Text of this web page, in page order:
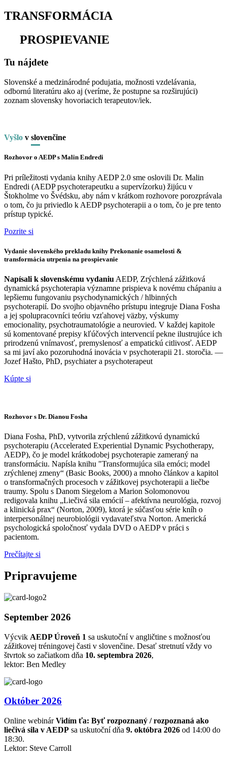
TRANSFORMÁCIA
PROSPIEVANIE
Tu nájdete
Slovenské a medzinárodné podujatia, možnosti vzdelávania,
odbornú literatúru ako aj (veríme, že postupne sa rozširujúci)
zoznam slovensky hovoriacich terapeutov/iek.
Vyšlo v slovenčine
Rozhovor o AEDP s Malin Endredi
Pri príležitosti vydania knihy AEDP 2.0 sme oslovili Dr. Malin
Endredi (AEDP psychoterapeutku a supervízorku) žijúcu v
Štokholme vo Švédsku, aby nám v krátkom rozhovore porozprávala
o tom, čo ju priviedlo k AEDP psychoterapii a o tom, čo je pre tento
prístup typické.
Pozrite si
Vydanie slovenského prekladu knihy Prekonanie osamelosti &
transformácia utrpenia na prospievanie
Napísali k slovenskému vydaniu AEDP, Zrýchlená zážitková
dynamická psychoterapia významne prispieva k novému chápaniu a
lepšiemu fungovaniu psychodynamických / hlbinných
psychoterapií. Do svojho objavného prístupu integruje Diana Fosha
a jej spolupracovníci teóriu vzťahovej väzby, výskumy
emocionality, psychotraumatológie a neurovied. V každej kapitole
sú komentované prepisy kľúčových intervencií pekne ilustrujúce ich
prirodzenú vnímavosť, premyslenosť a empatickú citlivosť. AEDP
sa mi javí ako pozoruhodná inovácia v psychoterapii 21. storočia. —
Jozef Hašto, PhD, psychiater a psychoterapeut
Kúpte si
Rozhovor s Dr. Dianou Fosha
Diana Fosha, PhD, vytvorila zrýchlenú zážitkovú dynamickú
psychoterapiu (Accelerated Experiential Dynamic Psychotherapy,
AEDP), čo je model krátkodobej psychoterapie zameraný na
transformáciu. Napísla knihu "Transformujúca sila emóci; model
zrýchlenej zmeny“ (Basic Books, 2000) a mnoho článkov a kapitol
o transformačných procesoch v zážitkovej psychoterapii a liečbe
traumy. Spolu s Danom Siegelom a Marion Solomonovou
redigovala knihu „Liečivá sila emócií – afektívna neurológia, rozvoj
a klinická prax“ (Norton, 2009), ktorá je súčasťou série kníh o
interpersonálnej neurobiológii vydavateľstva Norton. Americká
psychologická spoločnosť vydala DVD o AEDP v práci s
pacientom.
Prečítajte si
Pripravujeme
September 2026
Výcvik AEDP Úroveň 1 sa uskutoční v angličtine s možnosťou
zážitkovej tréningovej časti v slovenčine. Desať stretnutí vždy vo
štvrtok so začiatkom dňa 10. septembra 2026,
lektor: Ben Medley
Október 2026
Online webinárVidím ťa: Byť rozpoznaný / rozpoznaná ako
liečivá sila v AEDP sa uskutoční dňa 9. októbra 2026 od 14:00 do
18:30.
Lektor: Steve Carroll